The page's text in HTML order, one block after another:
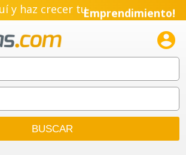
y haz crecer tuEmprendimiento!
